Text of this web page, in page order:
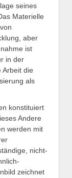
seines
Materielle
aber
ist
in der
Arbeit die
als
konstituiert
Andere
werden mit
nicht-
zeichnet